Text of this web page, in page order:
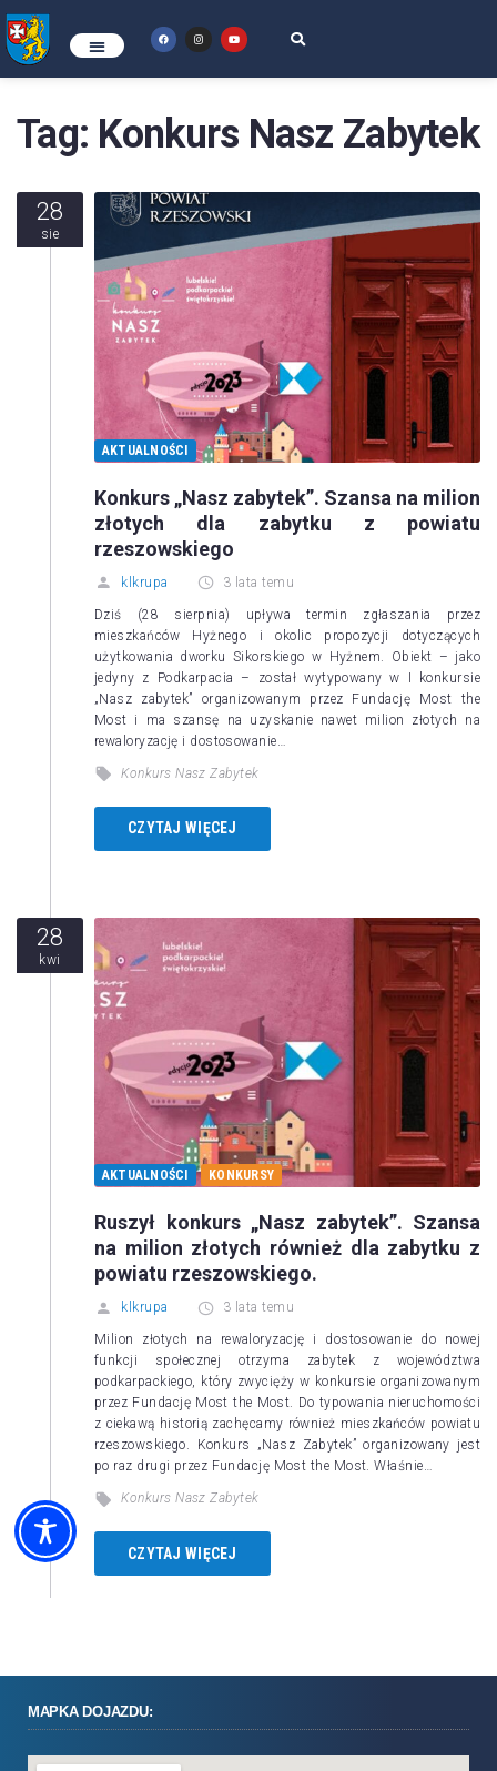
Tag: Konkurs Nasz Zabytek
28
sie
AKTUALNOŚCI
Konkurs „Nasz zabytek”. Szansa na milion
złotych dla zabytku z powiatu
rzeszowskiego
klkrupa 3 lata temu
Dziś (28 sierpnia) upływa termin zgłaszania przez
mieszkańców Hyżnego i okolic propozycji dotyczących
użytkowania dworku Sikorskiego w Hyżnem. Obiekt – jako
jedyny z Podkarpacia – został wytypowany w I konkursie
„Nasz zabytek” organizowanym przez Fundację Most the
Most i ma szansę na uzyskanie nawet milion złotych na
rewaloryzację i dostosowanie…
Konkurs Nasz Zabytek
CZYTAJ WIĘCEJ
28
kwi
AKTUALNOŚCI KONKURSY
Ruszył konkurs „Nasz zabytek”. Szansa
na milion złotych również dla zabytku z
powiatu rzeszowskiego.
klkrupa 3 lata temu
Milion złotych na rewaloryzację i dostosowanie do nowej
funkcji społecznej otrzyma zabytek z województwa
podkarpackiego, który zwycięży w konkursie organizowanym
przez Fundację Most the Most. Do typowania nieruchomości
z ciekawą historią zachęcamy również mieszkańców powiatu
rzeszowskiego. Konkurs „Nasz Zabytek” organizowany jest
po raz drugi przez Fundację Most the Most. Właśnie…
Konkurs Nasz Zabytek
CZYTAJ WIĘCEJ
MAPKA DOJAZDU: